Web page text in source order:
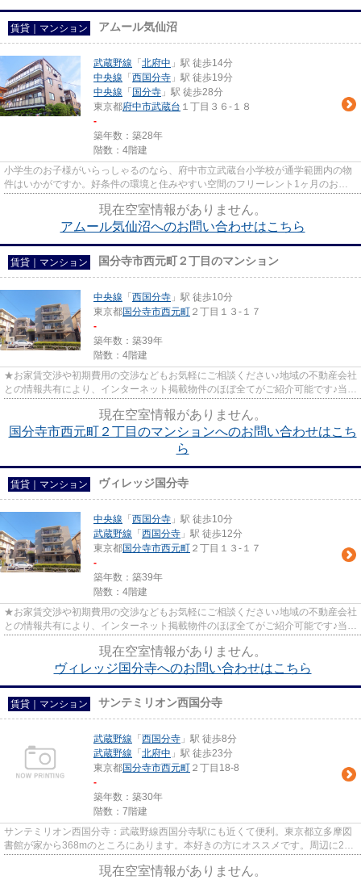
賃貸｜マンション アムール気仙沼
武蔵野線 「 北府中 」駅 徒歩14分
中央線 「 西国分寺 」駅 徒歩19分
中央線 「 国分寺 」駅 徒歩28分
東京都府中市武蔵台 １丁目３６-１８
-
築年数：築28年
階数：4階建
小学生のお子様がいらっしゃるのなら、府中市立武蔵台小学校が通学範囲内の物
件はいかがですか。好条件の環境と住みやすい空間のフリーレント1ヶ月のお部
現在空室情報がありません。
アムール気仙沼へのお問い合わせはこちら
賃貸｜マンション 国分寺市西元町２丁目のマンション
中央線 「 西国分寺 」駅 徒歩10分
東京都国分寺市西元町 ２丁目１３-１７
-
築年数：築39年
階数：4階建
★お家賃交渉や初期費用の交渉などもお気軽にご相談ください♪地域の不動産会社
との情報共有により、インターネット掲載物件のほぼ全てがご紹介可能です♪当店
現在空室情報がありません。
国分寺市西元町２丁目のマンションへのお問い合わせはこち
ら
賃貸｜マンション ヴィレッジ国分寺
中央線 「 西国分寺 」駅 徒歩10分
武蔵野線 「 西国分寺 」駅 徒歩12分
東京都国分寺市西元町 ２丁目１３-１７
-
築年数：築39年
階数：4階建
★お家賃交渉や初期費用の交渉などもお気軽にご相談ください♪地域の不動産会社
との情報共有により、インターネット掲載物件のほぼ全てがご紹介可能です♪当店
現在空室情報がありません。
ヴィレッジ国分寺へのお問い合わせはこちら
賃貸｜マンション サンテミリオン西国分寺
武蔵野線 「 西国分寺 」駅 徒歩8分
武蔵野線 「 北府中 」駅 徒歩23分
東京都国分寺市西元町 ２丁目18-8
-
築年数：築30年
階数：7階建
サンテミリオン西国分寺：武蔵野線西国分寺駅にも近くて便利。東京都立多摩図
書館が家から368mのところにあります。本好きの方にオススメです。周辺に2駅
現在空室情報がありません。